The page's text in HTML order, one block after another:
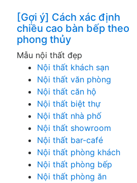
[Gợi ý] Cách xác định
chiều cao bàn bếp theo
phong thủy
Mẫu nội thất đẹp
Nội thất khách sạn
Nội thất văn phòng
Nội thất căn hộ
Nội thất biệt thự
Nội thất nhà phố
Nội thất showroom
Nội thất bar-café
Nội thất phòng khách
Nội thất phòng bếp
Nội thất phòng ăn